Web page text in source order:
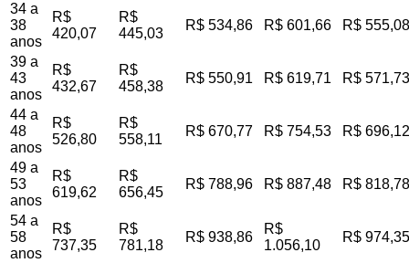
34 a
38
anos
R$
420,07
R$
445,03
R$ 534,86 R$ 601,66 R$ 555,08
39 a
43
anos
R$
432,67
R$
458,38
R$ 550,91 R$ 619,71 R$ 571,73
44 a
48
anos
R$
526,80
R$
558,11
R$ 670,77 R$ 754,53 R$ 696,12
49 a
53
anos
R$
619,62
R$
656,45
R$ 788,96 R$ 887,48 R$ 818,78
54 a
58
anos
R$
737,35
R$
781,18
R$ 938,86
R$
1.056,10
R$ 974,35